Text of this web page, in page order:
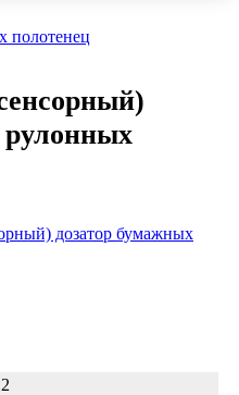
полотенец
рулонных